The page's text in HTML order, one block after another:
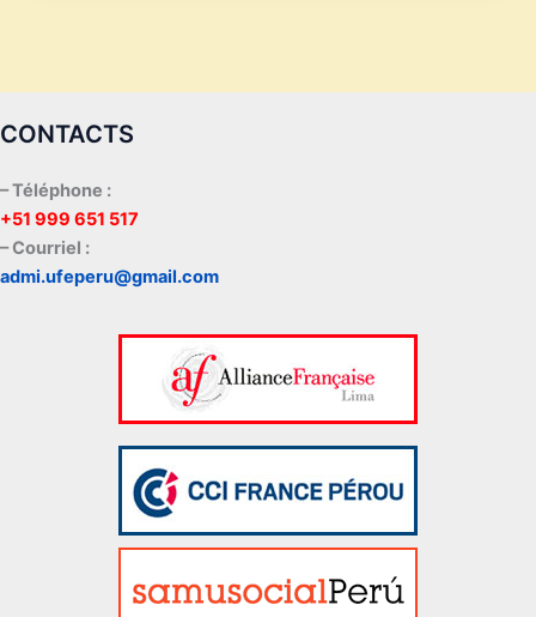
CONTACTS
– Téléphone :
+51 999 651 517
– Courriel :
admi.ufeperu@gmail.com